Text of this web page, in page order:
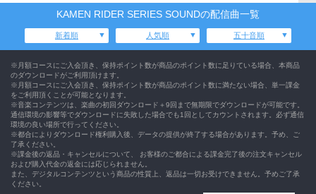
KAMEN RIDER SERIES SOUNDの配信曲一覧
新着順 人気順 五十音順
※月額コースにご入会頂き、保持ポイント数が商品のポイント数に足りている場合、本商品
のダウンロードがご利用頂けます。
※月額コースにご入会頂き、保持ポイント数が商品のポイント数に満たない場合、単一課金
をご利用頂くことが可能となります。
※音楽コンテンツは、楽曲の初回ダウンロード＋9回まで無期限でダウンロードが可能です。
通信環境の影響等でダウンロードに失敗した場合でも1回としてカウントされます。必ず通信
環境の良い場所で行ってください。
※都合によりダウンロード権利購入後、データの提供が終了する場合があります。予め、ご
了承ください。
※課金後の返品・キャンセルについて、 お客様のご都合による課金完了後の注文キャンセル
および購入代金の返金には応じられません。
また、デジタルコンテンツという商品の性質上、返品は一切お受けできません。予めご了承
ください。